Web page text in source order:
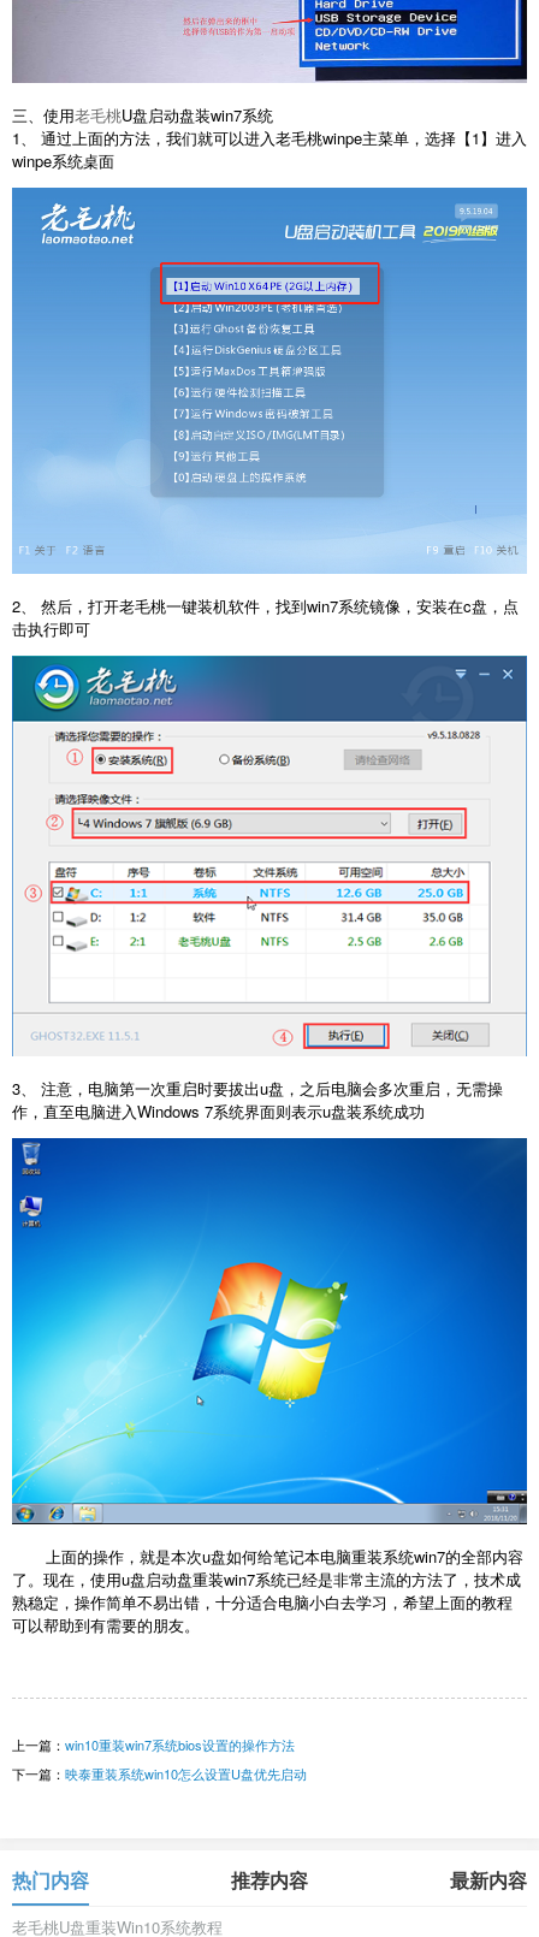
三、使用老毛桃U盘启动盘装win7系统
1、 通过上面的方法，我们就可以进入老毛桃winpe主菜单，选择【1】进入
winpe系统桌面
2、 然后，打开老毛桃一键装机软件，找到win7系统镜像，安装在c盘，点
击执行即可
3、 注意，电脑第一次重启时要拔出u盘，之后电脑会多次重启，无需操
作，直至电脑进入Windows 7系统界面则表示u盘装系统成功
上面的操作，就是本次u盘如何给笔记本电脑重装系统win7的全部内容
了。现在，使用u盘启动盘重装win7系统已经是非常主流的方法了，技术成
熟稳定，操作简单不易出错，十分适合电脑小白去学习，希望上面的教程
可以帮助到有需要的朋友。
上一篇： win10重装win7系统bios设置的操作方法
下一篇： 映泰重装系统win10怎么设置U盘优先启动
热门内容 推荐内容 最新内容
老毛桃U盘重装Win10系统教程